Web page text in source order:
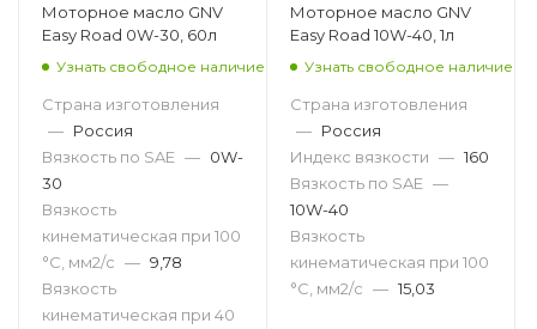
Моторное масло GNV
Easy Road 0W-30, 60л
Узнать свободное наличие
Страна изготовления
— Россия
Вязкость по SAE — 0W-
30
Вязкость
кинематическая при 100
°С, мм2/с — 9,78
Вязкость
кинематическая при 40
Моторное масло GNV
Easy Road 10W-40, 1л
Узнать свободное наличие
Страна изготовления
— Россия
Индекс вязкости — 160
Вязкость по SAE —
10W-40
Вязкость
кинематическая при 100
°С, мм2/с — 15,03